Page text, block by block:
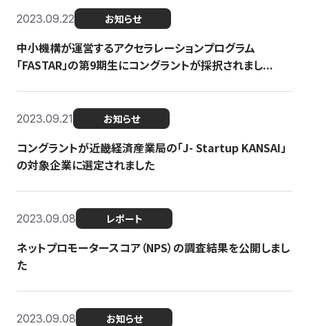
2023.09.22 お知らせ
中小機構が運営するアクセラレーションプログラム
「FASTAR」の第9期生にコングラントが採択されまし...
2023.09.21 お知らせ
コングラントが近畿経済産業局の「J- Startup KANSAI」
の対象企業に選定されました
2023.09.08 レポート
ネットプロモータースコア（NPS）の調査結果を公開しまし
た
2023.09.08 お知らせ